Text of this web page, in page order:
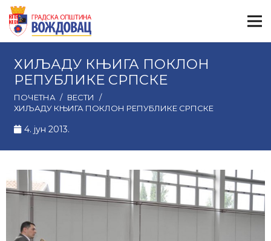
ХИЉАДУ КЊИГА ПОКЛОН
РЕПУБЛИКЕ СРПСКЕ
ПОЧЕТНА / ВЕСТИ
/
ХИЉАДУ КЊИГА ПОКЛОН РЕПУБЛИКЕ СРПСКЕ
4. јун 2013.